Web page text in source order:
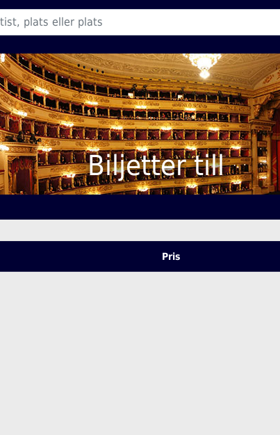
Biljetter till
Pris